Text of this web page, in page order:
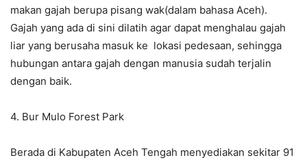
makan gajah berupa pisang wak(dalam bahasa Aceh).
Gajah yang ada di sini dilatih agar dapat menghalau gajah
liar yang berusaha masuk ke lokasi pedesaan, sehingga
hubungan antara gajah dengan manusia sudah terjalin
dengan baik.
4. Bur Mulo Forest Park
Berada di Kabupaten Aceh Tengah menyediakan sekitar 91